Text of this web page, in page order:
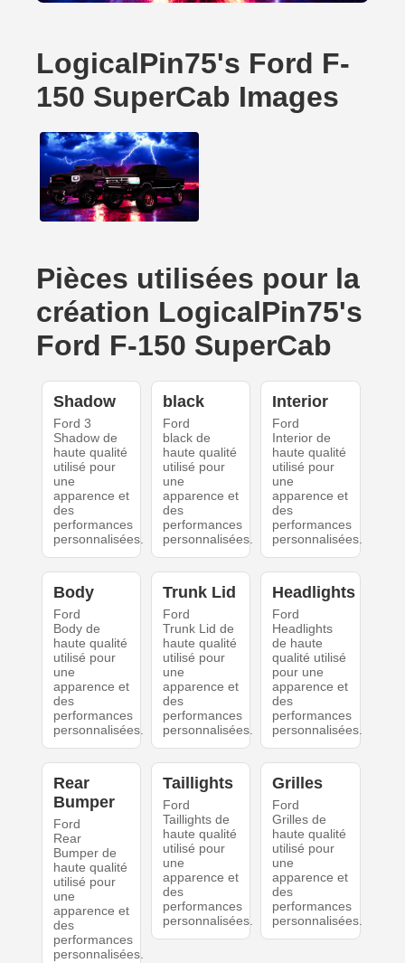
LogicalPin75's Ford F-
150 SuperCab Images
Pièces utilisées pour la
création LogicalPin75's
Ford F-150 SuperCab
Shadow
Ford 3
Shadow de
haute qualité
utilisé pour
une
apparence et
des
performances
personnalisées.
black
Ford
black de
haute qualité
utilisé pour
une
apparence et
des
performances
personnalisées.
Interior
Ford
Interior de
haute qualité
utilisé pour
une
apparence et
des
performances
personnalisées.
Body
Ford
Body de
haute qualité
utilisé pour
une
apparence et
des
performances
personnalisées.
Trunk Lid
Ford
Trunk Lid de
haute qualité
utilisé pour
une
apparence et
des
performances
personnalisées.
Headlights
Ford
Headlights
de haute
qualité utilisé
pour une
apparence et
des
performances
personnalisées.
Rear
Bumper
Ford
Rear
Bumper de
haute qualité
utilisé pour
une
apparence et
des
performances
personnalisées.
Taillights
Ford
Taillights de
haute qualité
utilisé pour
une
apparence et
des
performances
personnalisées.
Grilles
Ford
Grilles de
haute qualité
utilisé pour
une
apparence et
des
performances
personnalisées.